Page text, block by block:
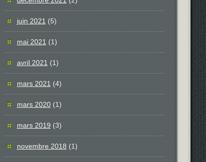
juin 2021 (5)
mai 2021 (1)
avril 2021 (1)
mars 2021 (4)
mars 2020(1)
mars 2019 (3)
novembre 2018 (1)